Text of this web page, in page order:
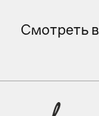
Смотреть